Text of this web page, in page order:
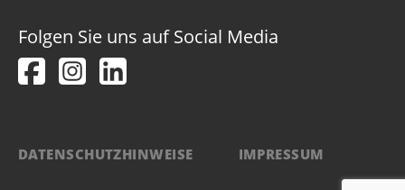
Folgen Sie uns auf Social Media
DATENSCHUTZHINWEISE IMPRESSUM